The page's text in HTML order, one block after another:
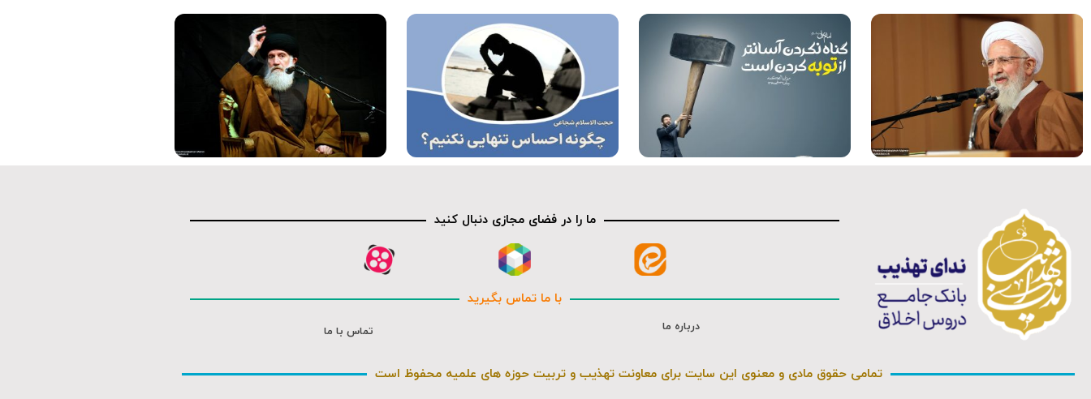
موشن گرافی کلیپ موشن گرافی
ما را در فضای مجازی دنبال کنید
با ما تماس بگیرید
درباره ما تماس با ما
تمامی حقوق مادی و معنوی این سایت برای معاونت تهذیب و تربیت حوزه های علمیه محفوظ است